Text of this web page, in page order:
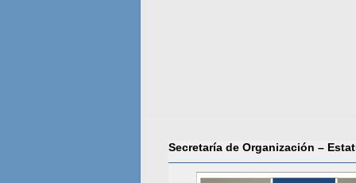
Secretaría de Organización –